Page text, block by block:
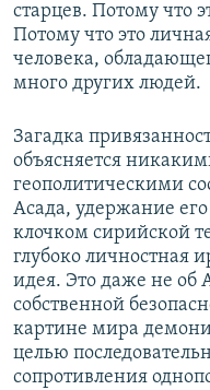
старцев. Потому что
Потому что это
человека,
много других людей.
Загадка
объясняется
геополитическими
Асада, удержание
клочком сирийской
глубоко личностная
идея. Это даже не об
собственной
картине мира
целью
сопротивления